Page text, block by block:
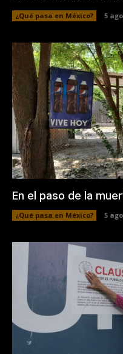
¿Qué pasa en México? 5
En el paso de la
¿Qué pasa en México? 5